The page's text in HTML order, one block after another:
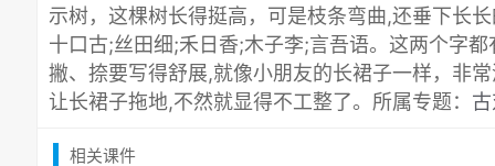
示树，这棵树长得挺高，可是枝条弯曲,还垂下长
十口古;丝田细;禾日香;木子李;言吾语。这两个字
撇、捺要写得舒展,就像小朋友的长裙子一样，非
让长裙子拖地,不然就显得不工整了。所属专题：
相关课件